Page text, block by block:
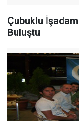
Çubuklu
Buluştu